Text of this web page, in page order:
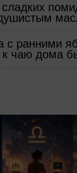
с ранними
к чаю дома